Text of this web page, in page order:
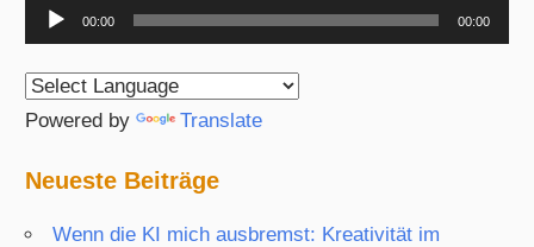
Audio-
Player
00:00 00:00
Powered by Translate
Neueste Beiträge
Wenn die KI mich ausbremst: Kreativität im